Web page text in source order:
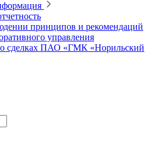
принципов и рекомендаций
управления
сделках ПАО «ГМК «Норильский